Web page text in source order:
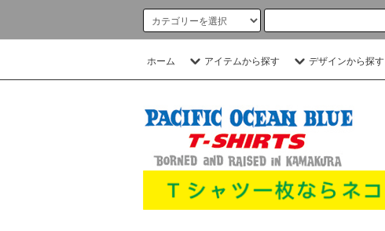
ホーム アイテムから探す デザインから探す